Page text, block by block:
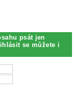
psát jen
se můžete i